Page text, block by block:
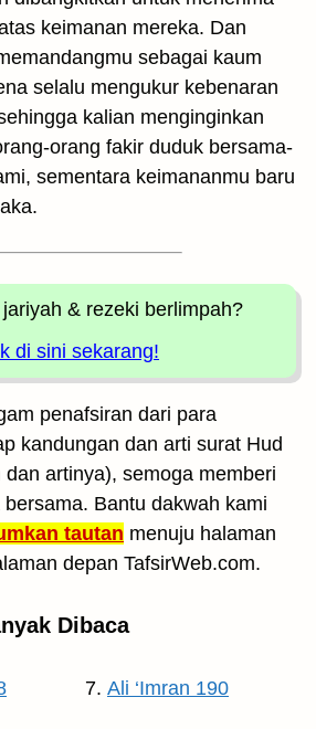
keimanan mereka. Dan
sebagai kaum
selalu mengukur kebenaran
kalian menginginkan
orang fakir duduk bersama-
sementara keimananmu baru
& rezeki berlimpah?
di sini sekarang!
penafsiran dari para
kandungan dan arti surat Hud
artinya), semoga memberi
Bantu dakwah kami
tautan menuju halaman
depan TafsirWeb.com.
Dibaca
Ali ‘Imran 190